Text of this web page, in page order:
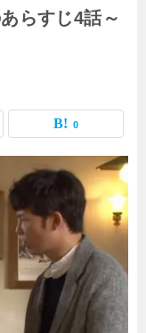
らすじ4話～
0